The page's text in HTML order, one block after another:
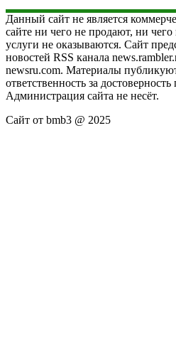
Данный сайт не является
сайте ни чего не продают, ни
услуги не оказываются. Сайт
новостей RSS канала
newsru.com. Материалы
ответственность за
Администрация сайта не несёт.
Сайт от bmb3 @ 2025